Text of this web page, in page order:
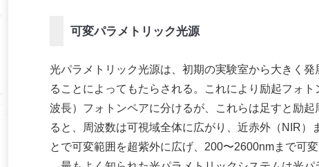
可変パラメトリック光源
光パラメトリック光源は、初期の実験室から大きく
ることによってもたらされる。これにより励起フォ
波長）フォトンペアに分けるが、これらは足すと励
ると、周波数は可視域全体に広がり、近赤外（NIR
とで可変範囲を超紫外に広げ、200〜2600nmまで可変